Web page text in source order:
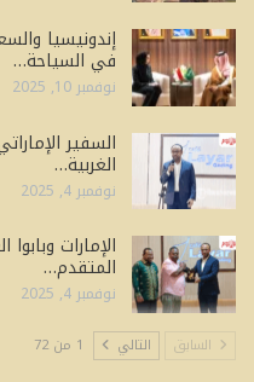
إندونيسيا
في السياحة…
نوفمبر 10, 2025
السفير
الغربية…
نوفمبر 4, 2025
الإمارات
المتقدم…
نوفمبر 4, 2025
السابق التالي 1 من 72